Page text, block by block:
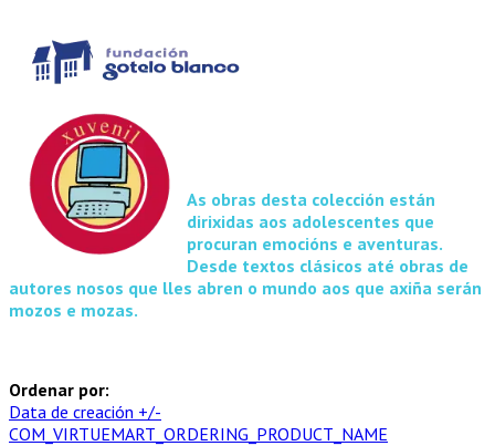
As obras desta colección están
dirixidas aos adolescentes que
procuran emocións e aventuras.
Desde textos clásicos até obras de
autores nosos que lles abren o mundo aos que axiña serán
mozos e mozas.
Ordenar por:
Data de creación +/-
COM_VIRTUEMART_ORDERING_PRODUCT_NAME